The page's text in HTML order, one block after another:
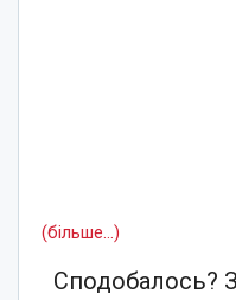
(більше…)
Сподобалось?